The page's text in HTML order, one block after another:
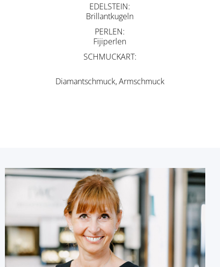
EDELSTEIN
Brillantkugeln
PERLEN
Fijiperlen
SCHMUCKART
Diamantschmuck, Armschmuck